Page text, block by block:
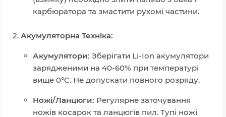
карбюратора та змастити рухомі частини.
Акумуляторна Техніка:
Акумулятори: Зберігати Li-Ion акумулятори
зарядженими на 40-60% при температурі
вище 0°C. Не допускати повного розряду.
Ножі/Ланцюги: Регулярне заточування
ножів косарок та ланцюгів пил. Тупі ножі